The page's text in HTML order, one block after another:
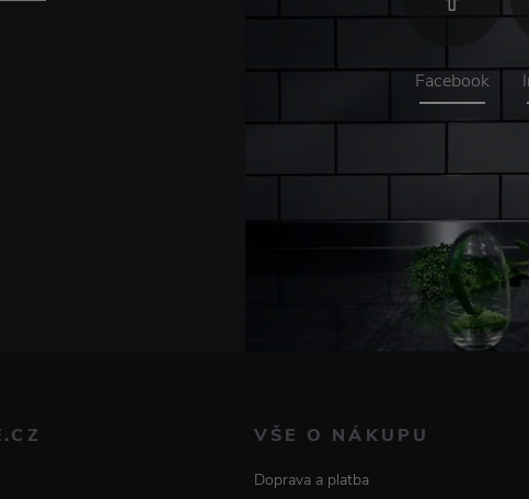
Facebook
VŠE O NÁKUPU
Doprava a platba